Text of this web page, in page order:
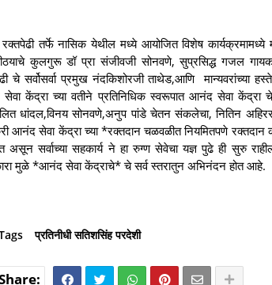
रक्तपेढी तर्फे नासिक येथील मध्ये आयोजित विशेष
कुलगुरू डॉ प्रा संजीवजी सोनवणे, सुप्रसिद्ध गजल
चे सर्वोसर्वा प्रमुख नंदकिशोरजी ताथेड,आणि मान्यवरांच्या
केंद्रा च्या वतीने प्रतिनिधिक स्वरूपात आनंद सेवा केंद्रा
धांदल,विनय सोनवणे,अनुप पांडे चेतन संकलेचा, नितिन
आनंद सेवा केंद्रा च्या *रक्तदान चळवळीत नियमितपणे रक्तदान
असून सर्वाच्या सहकार्य ने हा रुग्ण सेवेचा यज्ञ पुढे ही सुरु
मुळे *आनंद सेवा केंद्राचे* चे सर्व स्तरातुन अभिनंदन होत आहे.
प्रतिनीधी सतिशसिंह परदेशी